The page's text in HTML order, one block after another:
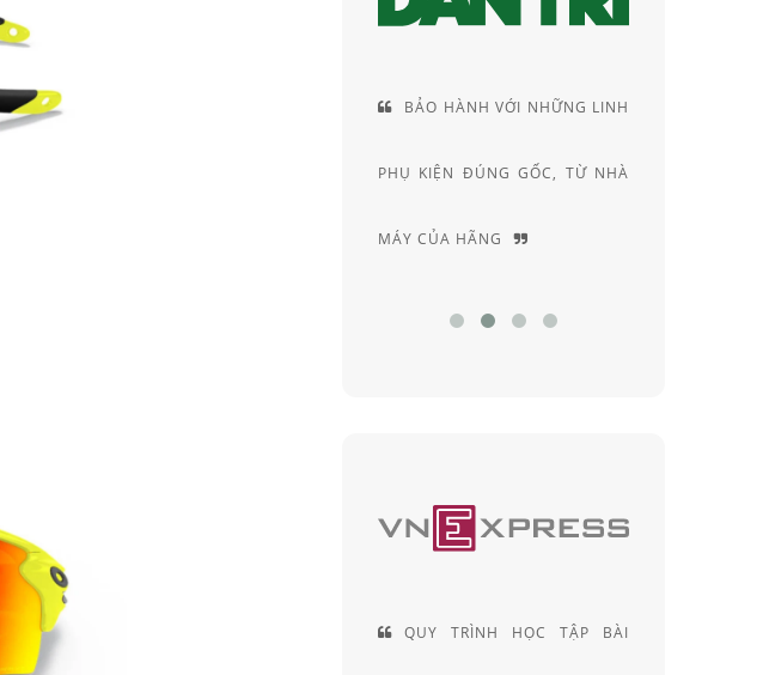
CUNG CÁCH TƯ VẤN RẤT
RIÊNG, ĐẦY AM HIỂU VÀ
CHUYÊN SÂU
ĐỘI NGŨ KỸ THUẬT VIÊN